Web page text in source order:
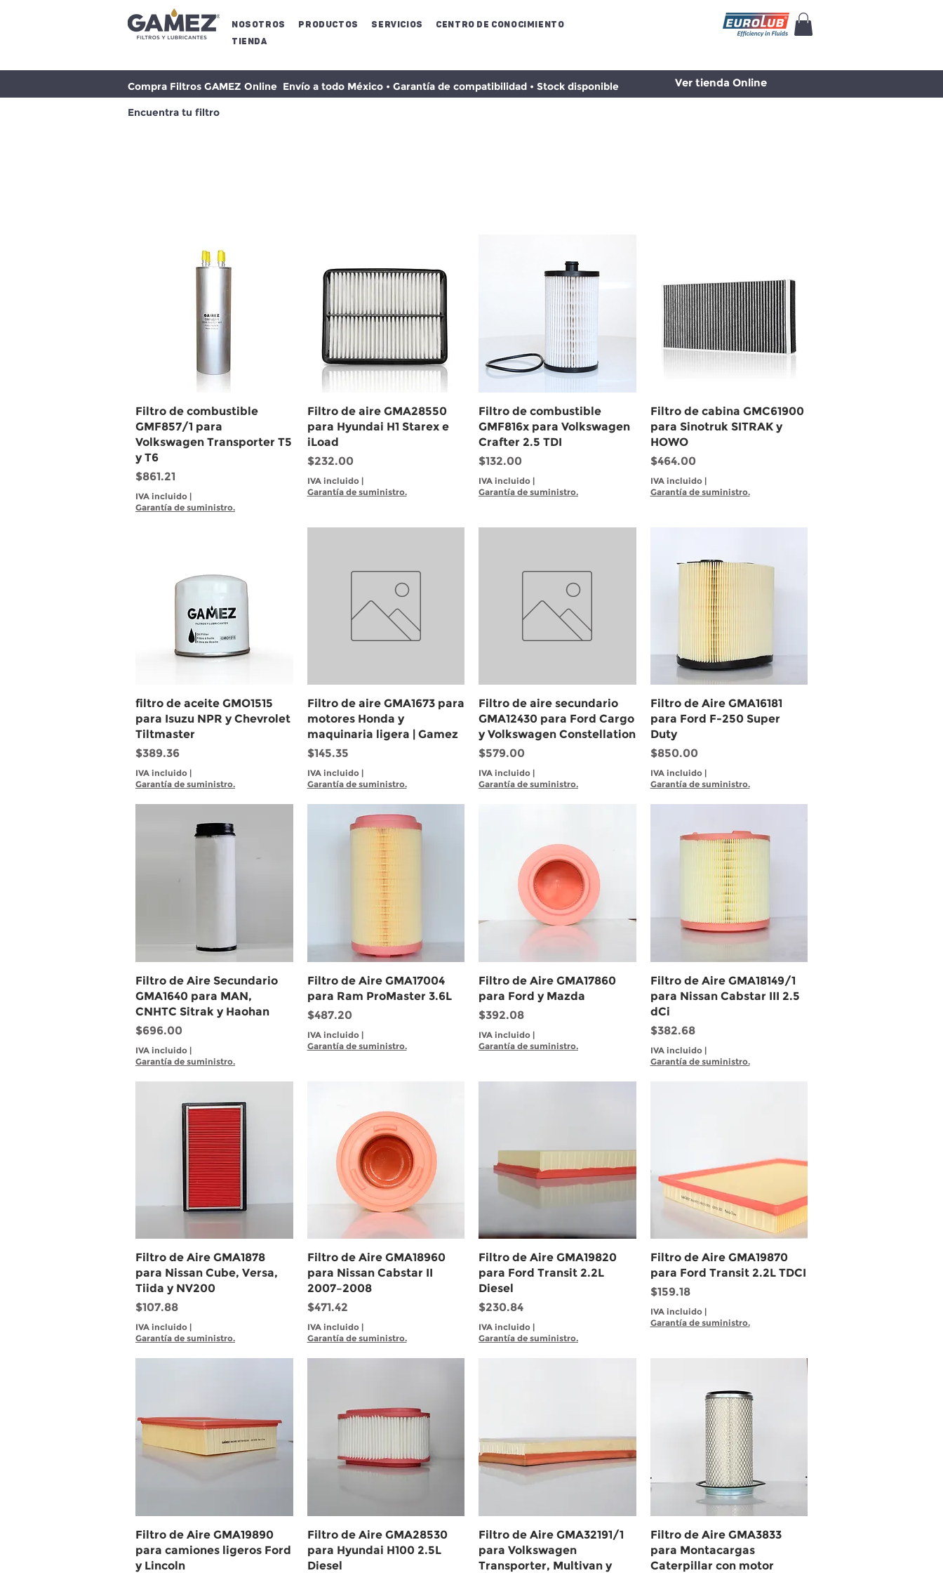
NOSOTROS Productos Servicios
Centro de conocimiento
Tienda
Compra Filtros GAMEZ Online Envío a todo México • Garantía de compatibilidad • Stock disponible Ver tienda Online
Encuentra tu filtro
Vista rápida
Filtro de combustible
GMF857/1 para
Volkswagen Transporter T5
y T6
Precio
$861.21
IVA incluido |
Garantía de suministro.
Vista rápida
Filtro de aire GMA28550
para Hyundai H1 Starex e
iLoad
Precio
$232.00
IVA incluido|
Garantía de suministro.
Vista rápida
Filtro de combustible
GMF816x para Volkswagen
Crafter 2.5 TDI
Precio
$132.00
IVA incluido |
Garantía de suministro.
Vista rápida
Filtro de cabina GMC61900
para Sinotruk SITRAK y
HOWO
Precio
$464.00
IVA incluido|
Garantía de suministro.
Vista rápida
filtro de aceite GMO1515
para Isuzu NPR y Chevrolet
Tiltmaster
Precio
$389.36
IVA incluido |
Garantía de suministro.
Vista rápida
Filtro de aire GMA1673 para
motores Honda y
maquinaria ligera | Gamez
Precio
$145.35
IVA incluido|
Garantía de suministro.
Vista rápida
Filtro de aire secundario
GMA12430 para Ford Cargo
y Volkswagen Constellation
Precio
$579.00
IVA incluido |
Garantía de suministro.
Vista rápida
Filtro de Aire GMA16181
para Ford F-250 Super
Duty
Precio
$850.00
IVA incluido|
Garantía de suministro.
Vista rápida
Filtro de Aire Secundario
GMA1640 para MAN,
CNHTC Sitrak y Haohan
Precio
$696.00
IVA incluido |
Garantía de suministro.
Vista rápida
Filtro de Aire GMA17004
para Ram ProMaster 3.6L
Precio
$487.20
IVA incluido|
Garantía de suministro.
Vista rápida
Filtro de Aire GMA17860
para Ford y Mazda
Precio
$392.08
IVA incluido |
Garantía de suministro.
Vista rápida
Filtro de Aire GMA18149/1
para Nissan Cabstar III 2.5
dCi
Precio
$382.68
IVA incluido|
Garantía de suministro.
Vista rápida
Filtro de Aire GMA1878
para Nissan Cube, Versa,
Tiida y NV200
Precio
$107.88
IVA incluido |
Garantía de suministro.
Vista rápida
Filtro de Aire GMA18960
para Nissan Cabstar II
2007–2008
Precio
$471.42
IVA incluido|
Garantía de suministro.
Vista rápida
Filtro de Aire GMA19820
para Ford Transit 2.2L
Diesel
Precio
$230.84
IVA incluido |
Garantía de suministro.
Vista rápida
Filtro de Aire GMA19870
para Ford Transit 2.2L TDCI
Precio
$159.18
IVA incluido|
Garantía de suministro.
Vista rápida
Filtro de Aire GMA19890
para camiones ligeros Ford
y Lincoln
Vista rápida
Filtro de Aire GMA28530
para Hyundai H100 2.5L
Diesel
Vista rápida
Filtro de Aire GMA32191/1
para Volkswagen
Transporter, Multivan y
Vista rápida
Filtro de Aire GMA3833
para Montacargas
Caterpillar con motor